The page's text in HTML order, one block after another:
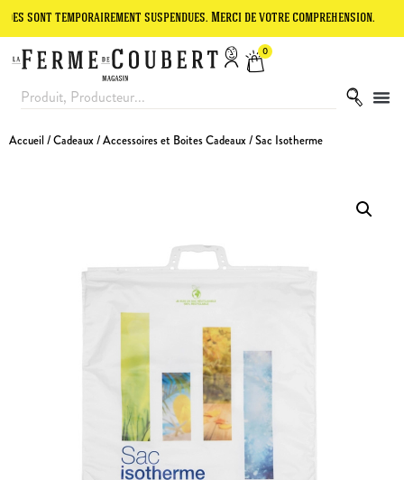
suspendues. Merci de votre compréhension. Le site
0
Accueil /Cadeaux /Accessoires et Boites Cadeaux / Sac Isotherme